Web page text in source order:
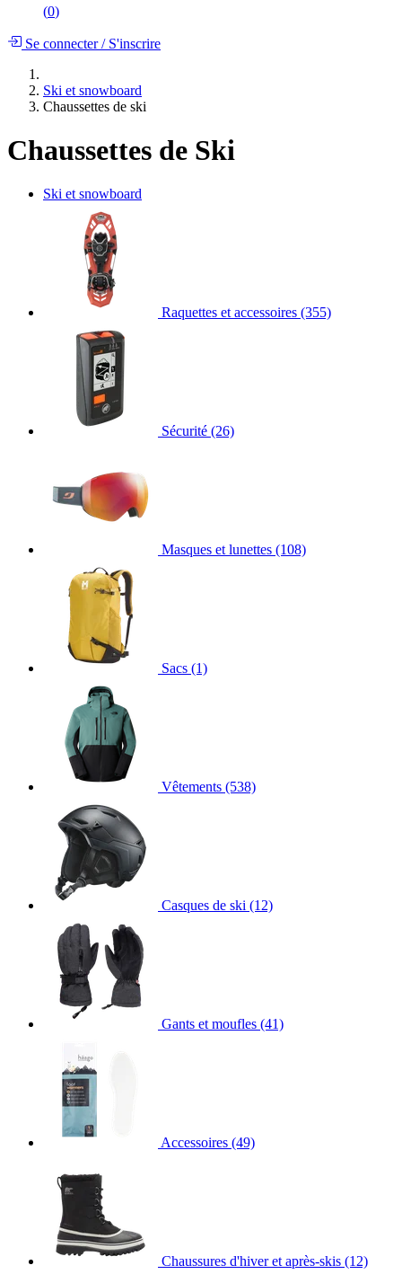
(0)
Se connecter/S'inscrire
Ski et snowboard
Chaussettes de ski
Chaussettes de Ski
Ski et snowboard
Raquettes et accessoires (355)
Sécurité (26)
Masques et lunettes (108)
Sacs (1)
Vêtements (538)
Casques de ski (12)
Gants et moufles (41)
Accessoires (49)
Chaussures d'hiver et après-skis (12)